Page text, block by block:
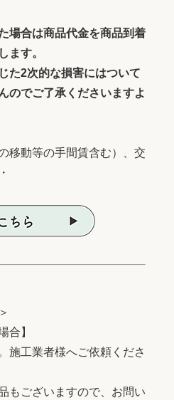
場合は商品代金を商品到着
ます。
た2次的な損害にはついて
のでご了承くださいますよ
移動等の手間賃含む）、交
合】
施工業者様へご依頼くださ
もございますので、お問い